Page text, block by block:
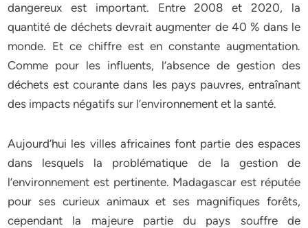
dangereux est important. Entre 2008 et 2020, la
quantité de déchets devrait augmenter de 40 % dans le
monde. Et ce chiffre est en constante augmentation.
Comme pour les influents, l’absence de gestion des
déchets est courante dans les pays pauvres, entraînant
des impacts négatifs sur l’environnement et la santé.
Aujourd’hui les villes africaines font partie des espaces
dans lesquels la problématique de la gestion de
l’environnement est pertinente. Madagascar est réputée
pour ses curieux animaux et ses magnifiques forêts,
cependant la majeure partie du pays souffre de